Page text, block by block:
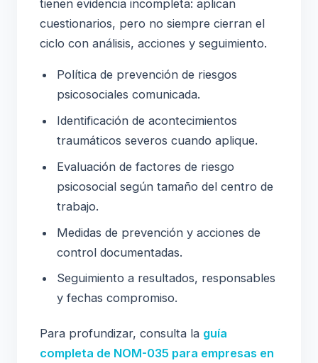
tienen evidencia incompleta: aplican
cuestionarios, pero no siempre cierran el
ciclo con análisis, acciones y seguimiento.
Política de prevención de riesgos
psicosociales comunicada.
Identificación de acontecimientos
traumáticos severos cuando aplique.
Evaluación de factores de riesgo
psicosocial según tamaño del centro de
trabajo.
Medidas de prevención y acciones de
control documentadas.
Seguimiento a resultados, responsables
y fechas compromiso.
Para profundizar, consulta la guía
completa de NOM-035 para empresas en